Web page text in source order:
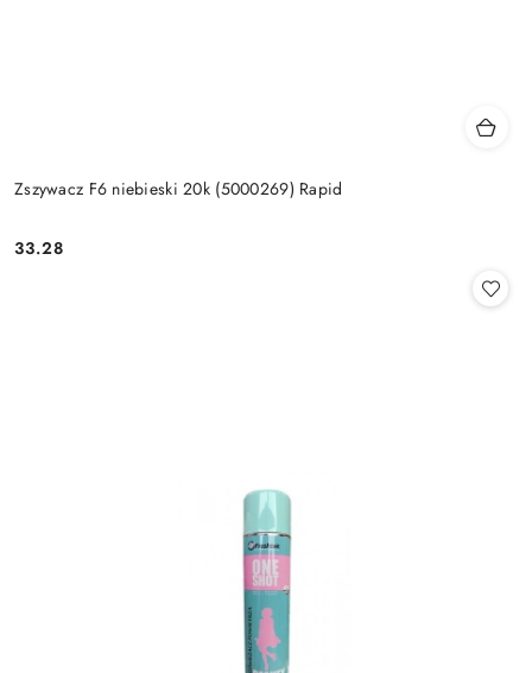
Zszywacz F6 niebieski 20k (5000269) Rapid
Cena:
33.28